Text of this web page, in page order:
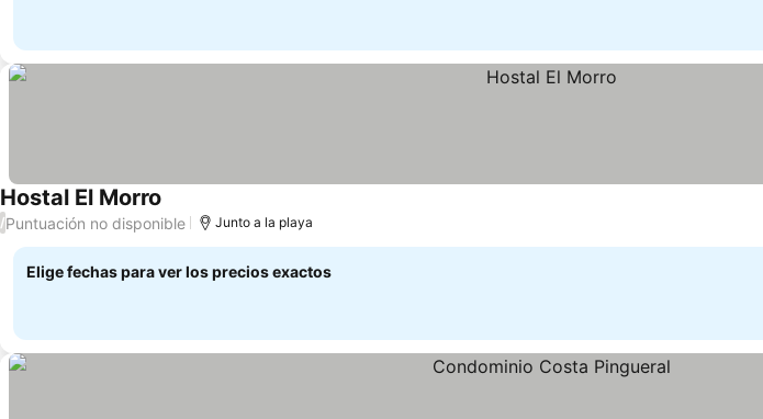
Hostal El Morro
/Puntuación no disponible Junto a la playa
Elige fechas para ver los precios exactos